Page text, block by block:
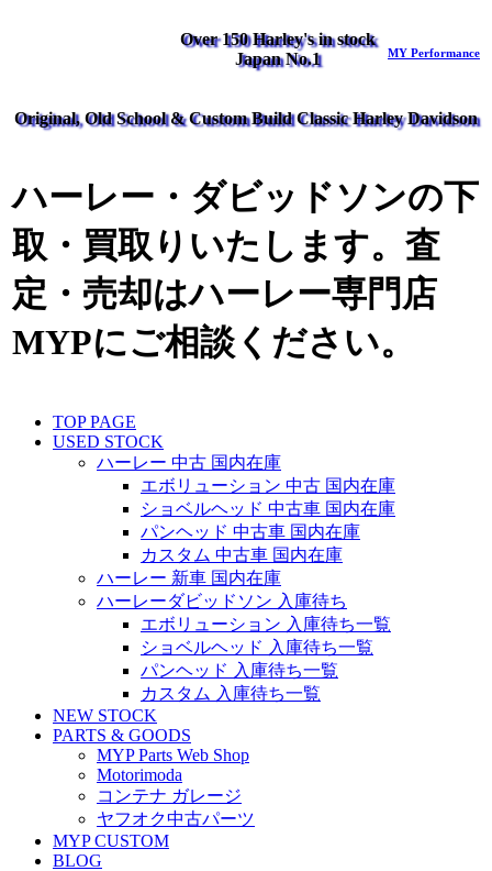
Over 150 Harley's in stock
Japan No.1
MY Performance
Original, Old School & Custom Build Classic Harley Davidson
ハーレー・ダビッドソンの下
取・買取りいたします。査
定・売却はハーレー専門店
MYPにご相談ください。
TOP PAGE
USED STOCK
ハーレー 中古 国内在庫
エボリューション 中古 国内在庫
ショベルヘッド 中古車 国内在庫
パンヘッド 中古車 国内在庫
カスタム 中古車 国内在庫
ハーレー 新車 国内在庫
ハーレーダビッドソン 入庫待ち
エボリューション 入庫待ち一覧
ショベルヘッド 入庫待ち一覧
パンヘッド 入庫待ち一覧
カスタム 入庫待ち一覧
NEW STOCK
PARTS & GOODS
MYP Parts Web Shop
Motorimoda
コンテナ ガレージ
ヤフオク中古パーツ
MYP CUSTOM
BLOG